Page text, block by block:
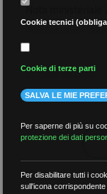
Nota ministeriale
Presentazione
21 Dicembre 2010
Cookie tecnici
Cookie di terze parti
SALVA LE MIE
Per saperne di più su
protezione dei dati
Per disabilitare tutti i
sull'icona